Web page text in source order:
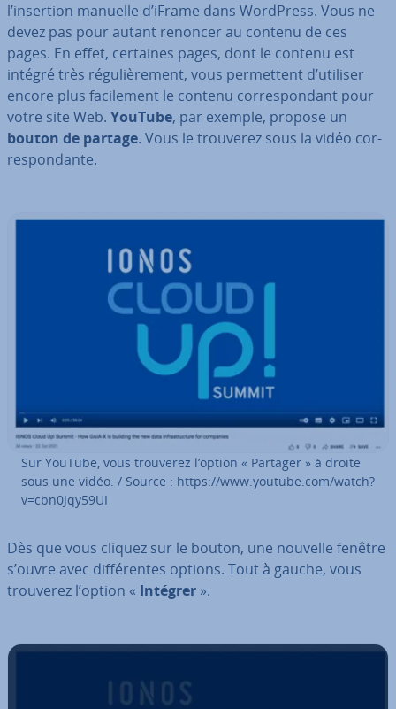
l’insertion manuelle d’iFrame dans WordPress. Vous ne
devez pas pour autant renoncer au contenu de ces
pages. En effet, certaines pages, dont le contenu est
intégré très ré­gu­liè­re­ment, vous per­met­tent d’utiliser
encore plus fa­ci­le­ment le contenu cor­res­pon­dant pour
votre site Web. YouTube, par exemple, propose un
bouton de partage. Vous le trouverez sous la vidéo cor­
res­pon­dante.
Sur YouTube, vous trouverez l’option « Partager » à droite
sous une vidéo. / Source : https://www.youtube.com/watch?
v=cbn0Jqy59UI
Dès que vous cliquez sur le bouton, une nouvelle fenêtre
s’ouvre avec dif­fé­rentes options. Tout à gauche, vous
trouverez l’option « Intégrer ».